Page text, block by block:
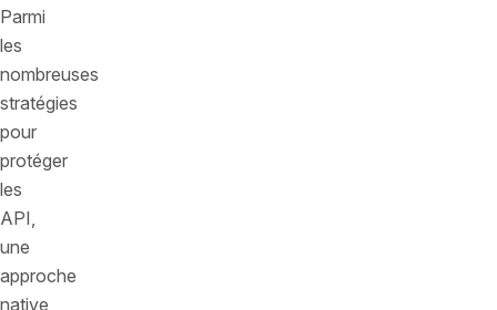
Parmi
les
nombreuses
stratégies
pour
protéger
les
API,
une
approche
native